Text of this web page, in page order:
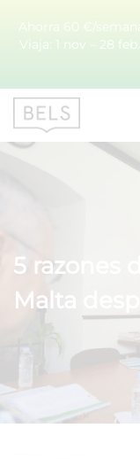
Ahorra 60 €/
Viaja: 1 nov – 28
5 razones
Malta